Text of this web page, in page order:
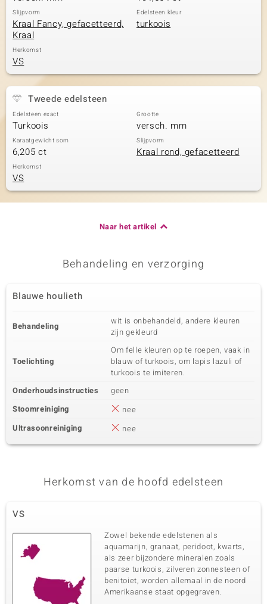
Slijpvorm
Kraal Fancy, gefacetteerd,
Kraal
Edelsteen kleur
turkoois
Herkomst
VS
Tweede edelsteen
Edelsteen exact
Turkoois
Grootte
versch. mm
Karaatgewicht som
6,205 ct
Slijpvorm
Kraal rond, gefacetteerd
Herkomst
VS
Naar het artikel
Behandeling en verzorging
Blauwe houlieth
Behandeling
wit is onbehandeld, andere kleuren
zijn gekleurd
Toelichting
Om felle kleuren op te roepen, vaak in
blauw of turkoois, om lapis lazuli of
turkoois te imiteren.
Onderhoudsinstructies
geen
Stoomreiniging
nee
Ultrasoonreiniging
nee
Herkomst van de hoofd edelsteen
VS
Zowel bekende edelstenen als
aquamarijn, granaat, peridoot, kwarts,
als zeer bijzondere mineralen zoals
paarse turkoois, zilveren zonnesteen of
benitoiet, worden allemaal in de noord
Amerikaanse staat opgegraven.